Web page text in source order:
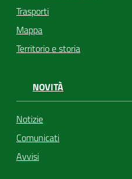
Trasporti
Mappa
Territorio e storia
NOVITÀ
Notizie
Comunicati
Avvisi